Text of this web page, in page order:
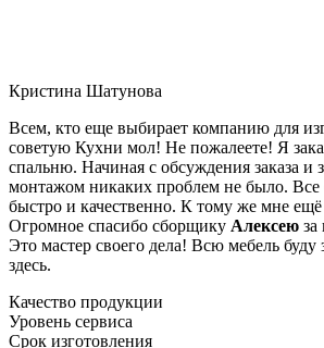
Кристина Шатунова
Всем, кто еще выбирает компанию для
советую Кухни мол! Не пожалеете! Я
спальню. Начиная с обсуждения заказа и
монтажом никаких проблем не было. Все
быстро и качественно. К тому же мне ещё
Огромное спасибо сборщику Алексею
Это мастер своего дела! Всю мебель буду
здесь.
Качество продукции
Уровень сервиса
Срок изготовления